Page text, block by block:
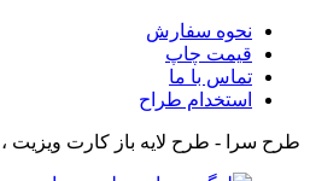
نحوه سفارش
قیمت چاپ
تماس با ما
استخدام طراح
طرح سرا - طرح لایه باز کارت ویزیت ،